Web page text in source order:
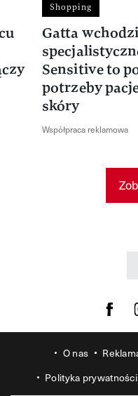
Shopping
Gatta
Sensitive to
potrzeby
skóry
Współpraca reklamowa
Visit us
O nas
Polityka prywatności